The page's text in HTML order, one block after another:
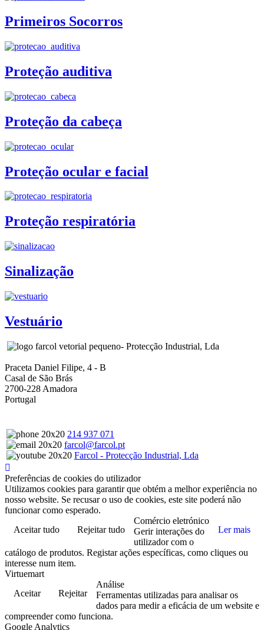
Primeiros Socorros
Proteção auditiva
Proteção da cabeça
Proteção ocular e facial
Proteção respiratória
Sinalização
Vestuário
- Protecção Industrial, Lda
Praceta Daniel Filipe, 4 - B
Casal de São Brás
2700-228 Amadora
Portugal
214 937 071
farcol@farcol.pt
Farcol - Protecção Industrial, Lda
Preferências de cookies do utilizador
Utilizamos cookies para garantir que obtém a melhor experiência no
nosso website. Se recusar o uso de cookies, este site poderá não
funcionar como esperado.
Aceitar tudo
Rejeitar tudo Ler mais
Comércio eletrónico
Gerir interações do
utilizador com o
catálogo de produtos. Registar ações específicas, como cliques ou
interesse num item.
Virtuemart
Aceitar
Rejeitar
Análise
Ferramentas utilizadas para analisar os
dados para medir a eficácia de um website e
compreender como funciona.
Google Analytics